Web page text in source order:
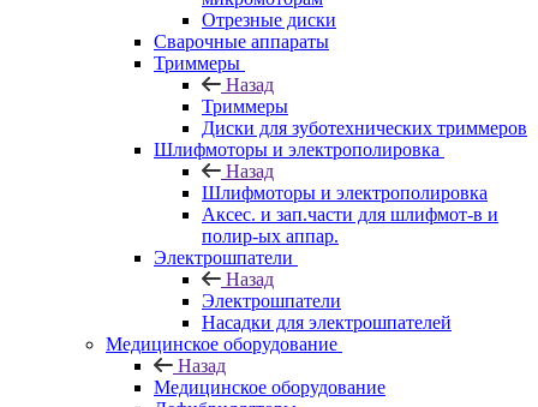
Отрезные диски
Сварочные аппараты
Триммеры
Назад
Триммеры
Диски для зуботехнических триммеров
Шлифмоторы и электрополировка
Назад
Шлифмоторы и электрополировка
Аксес. и зап.части для шлифмот-в и
полир-ых аппар.
Электрошпатели
Назад
Электрошпатели
Насадки для электрошпателей
Медицинское оборудование
Назад
Медицинское оборудование